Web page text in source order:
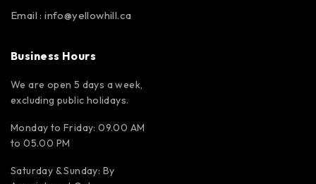
Email :info@yellowhill.ca
Business Hours
We are open 5 days a week,
excluding public holidays.
Monday to Friday: 09.00 AM
to 05.00 PM
Saturday & Sunday: By